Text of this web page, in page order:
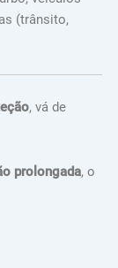
(trânsito,
, vá de
prolongada, o